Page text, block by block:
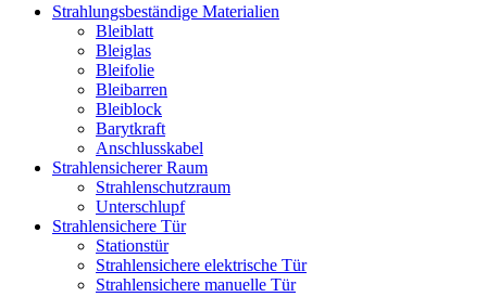
Strahlungsbeständige Materialien
Bleiblatt
Bleiglas
Bleifolie
Bleibarren
Bleiblock
Barytkraft
Anschlusskabel
Strahlensicherer Raum
Strahlenschutzraum
Unterschlupf
Strahlensichere Tür
Stationstür
Strahlensichere elektrische Tür
Strahlensichere manuelle Tür